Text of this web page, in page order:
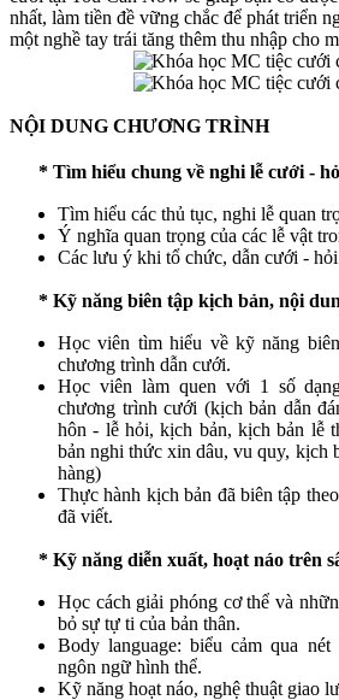
nhất, làm tiền đề vững chắc để phát triển
một nghề tay trái tăng thêm thu nhập cho
NỘI DUNG CHƯƠNG TRÌNH
* Tìm hiểu chung về nghi lễ cưới -
Tìm hiểu các thủ tục, nghi lễ quan
Ý nghĩa quan trọng của các lễ vật
Các lưu ý khi tổ chức, dẫn cưới - hỏi
* Kỹ năng biên tập kịch bản, nội
Học viên tìm hiểu về kỹ năng
chương trình dẫn cưới.
Học viên làm quen với 1 số
chương trình cưới (kịch bản dẫn
hôn - lễ hỏi, kịch bản, kịch bản lễ
bản nghi thức xin dâu, vu quy, kịch
hàng)
Thực hành kịch bản đã biên tập
đã viết.
* Kỹ năng diễn xuất, hoạt náo trên
Học cách giải phóng cơ thể và
bỏ sự tự ti của bản thân.
Body language: biểu cảm qua
ngôn ngữ hình thể.
Kỹ năng hoạt náo, nghệ thuật giao